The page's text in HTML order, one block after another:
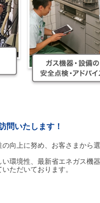
問いたします！
向上に努め、お客さまか
環境性、最新省エネガス機
ただいております。